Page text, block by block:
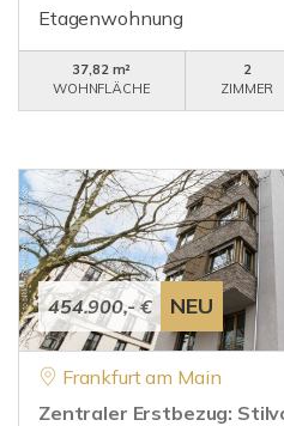
Etagenwohnung
37,82 m²
WOHNFLÄCHE
2
ZIMMER
454.900,- € NEU
Frankfurt am Main
Zentraler Erstbezug: